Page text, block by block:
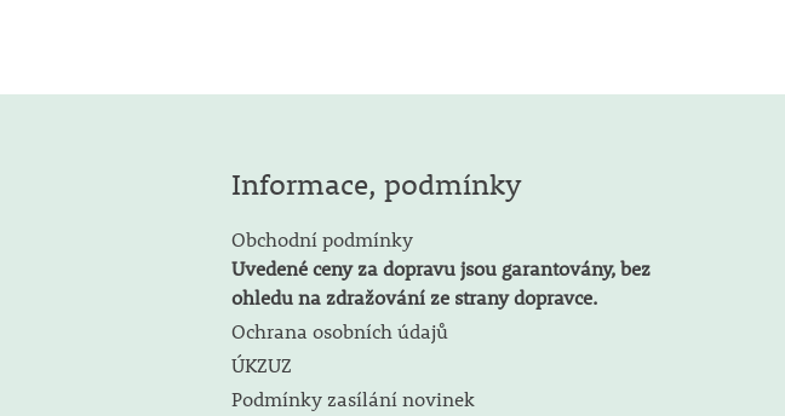
Informace, podmínky
Obchodní podmínky
Uvedené ceny za dopravu jsou garantovány, bez
ohledu na zdražování ze strany dopravce.
Ochrana osobních údajů
ÚKZUZ
Podmínky zasílání novinek